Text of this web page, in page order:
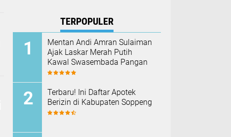
TERPOPULER
Mentan Andi Amran Sulaiman
Ajak Laskar Merah Putih
Kawal Swasembada Pangan
Terbaru! Ini Daftar Apotek
Berizin di Kabupaten Soppeng